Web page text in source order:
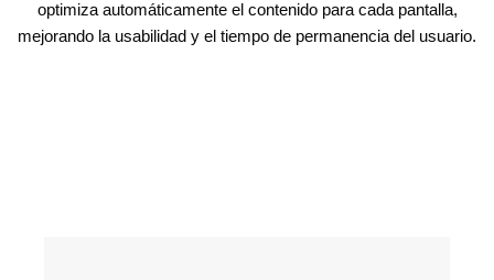
optimiza automáticamente el contenido para cada pantalla,
mejorando la usabilidad y el tiempo de permanencia del usuario.